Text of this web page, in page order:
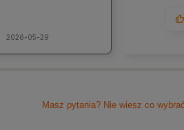
2026-05-29
jakieś
Masz pytania? Nie wiesz co